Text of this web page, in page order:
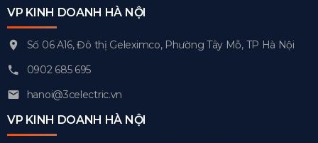
VP KINH DOANH HÀ NỘI
Số 06 A16, Đô thị Geleximco, Phường Tây Mỗ, TP Hà Nội
0902 685 695
hanoi@3celectric.vn
VP KINH DOANH HÀ NỘI